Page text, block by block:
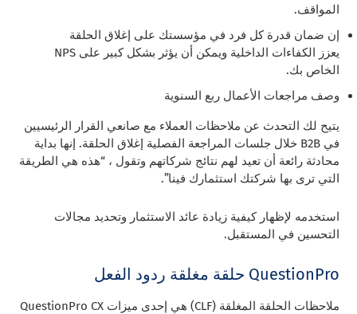
المواقف.
إن ضمان قدرة كل فرد في مؤسستك على إغلاق الحلقة
يعزز الكفاءات الداخلية ويمكن أن يؤثر بشكل كبير على NPS
الخاص بك.
وصف مراجعات الأعمال ربع السنوية
يتيح لك التحدث عن ملاحظات العملاء مع صانعي القرار الرئيسيين
في B2B خلال جلسات المراجعة الفصلية إغلاق الحلقة. إنها بداية
محادثة رائعة أن تعيد لهم نتائج شركاتهم وتقول ، “هذه هي الطريقة
التي ترى بها شركتك استثمارك فينا”.
استخدمه لإظهار كيفية زيادة عائد الاستثمار وتحديد مجالات
التحسين في المستقبل.
QuestionPro حلقة مغلقة ردود الفعل
ملاحظات الحلقة المغلقة (CLF) هي إحدى ميزات QuestionPro CX